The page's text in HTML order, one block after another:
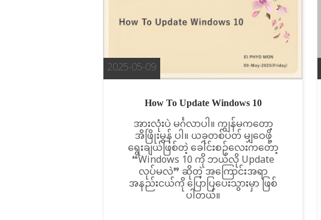
2025-05-09
How To Update Windows 10
အားလုံးပဲ မင်္ဂလာပါ။ ကျွန်မကတော့
အိဖြိုးမွန် ပါ။ ယခုတစ်ပတ် မျှဝေဖို့
ရွေးချယ်ဖြစ်တဲ့ ခေါင်းစဉ်လေးကတော့
“Windows 10 ကို ဘယ်လို Update
လုပ်မလဲ” ဆိုတဲ့ အကြောင်းအရာ
အနည်းငယ်ကို ပြောပြပေးသွားမှာ ဖြစ်
ပါတယ်။